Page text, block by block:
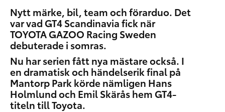
Nytt märke, bil, team och förarduo. Det
var vad GT4 Scandinavia fick när
TOYOTA GAZOO Racing Sweden
debuterade i somras.
Nu har serien fått nya mästare också. I
en dramatisk och händelserik final på
Mantorp Park körde nämligen Hans
Holmlund och Emil Skärås hem GT4-
titeln till Toyota.